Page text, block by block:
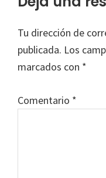
los
lectores
Tu dirección de
publicada. Los
marcados con *
Comentario *